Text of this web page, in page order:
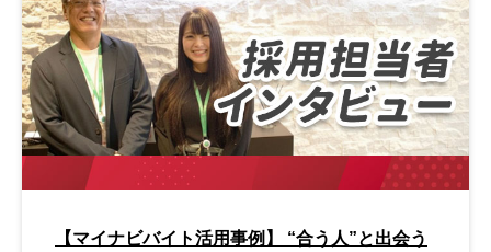
【マイナビバイト活用事例】 “合う人”と出会う